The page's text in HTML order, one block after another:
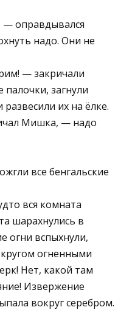
— оправдывался
надо. Они не
— закричали
палочки, загнули
их на ёлке.
Мишка, — надо
все бенгальские
вся комната
шарахнулись в
огни вспыхнули,
огненными
Нет, какой там
Извержение
вокруг серебром.